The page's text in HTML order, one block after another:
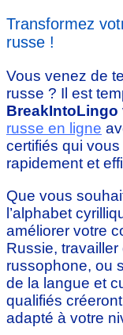
Transformez
russe !
Vous venez de
russe ? Il est
BreakIntoLingo
russe en ligne
certifiés qui
rapidement et
Que vous
l’alphabet
améliorer votre
Russie,
russophone, ou
de la langue et
qualifiés
adapté à votre